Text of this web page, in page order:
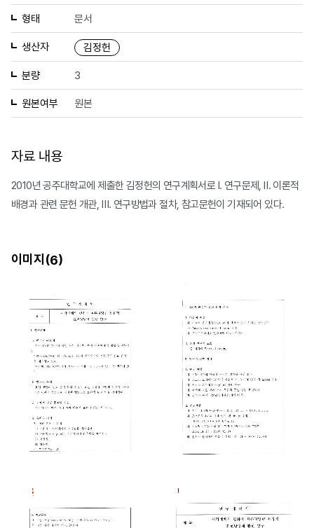
형태 문서
생산자 김정헌
분량 3
원본여부 원본
자료 내용
2010년 공주대학교에 제출한 김정헌의 연구계획서로 Ⅰ. 연구문제, Ⅱ. 이론적
배경과 관련 문헌 개관, Ⅲ. 연구방법과 절차, 참고문헌이 기재되어 있다.
이미지(6)